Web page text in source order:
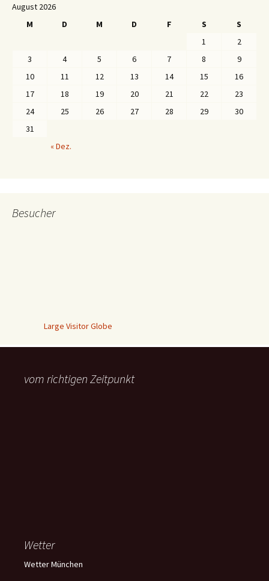
August 2026
M
D M D F S
S
1
2
3
4 5 6 7 8
9
10
11 12 13 14 15
16
17
18 19 20 21 22
23
24
25 26 27 28 29
30
31
« Dez.
Besucher
Large Visitor Globe
vom richtigen Zeitpunkt
Wetter
Wetter München